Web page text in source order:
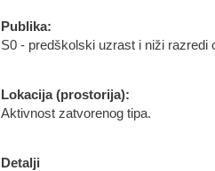
Publika:
S0 - predškolski uzrast i niži razredi
Lokacija (prostorija):
Aktivnost zatvorenog tipa.
Detalji